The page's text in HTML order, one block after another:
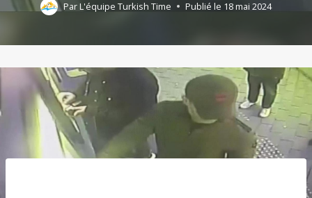
ParL'équipe Turkish Time Publié le 18 mai 2024